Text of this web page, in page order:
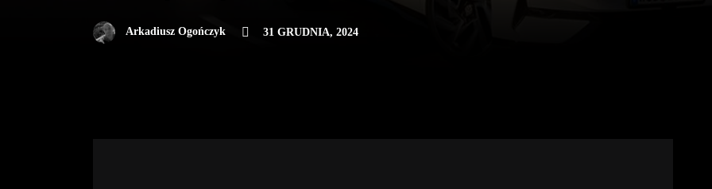
Arkadiusz Ogończyk 31 GRUDNIA, 2024